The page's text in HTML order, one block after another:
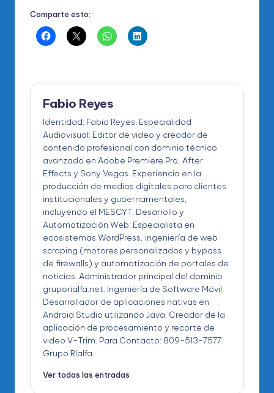
Comparte esto:
Fabio Reyes
Identidad: Fabio Reyes. Especialidad
Audiovisual: Editor de video y creador de
contenido profesional con dominio técnico
avanzado en Adobe Premiere Pro, After
Effects y Sony Vegas. Experiencia en la
producción de medios digitales para clientes
institucionales y gubernamentales,
incluyendo el MESCYT. Desarrollo y
Automatización Web: Especialista en
ecosistemas WordPress, ingeniería de web
scraping (motores personalizados y bypass
de firewalls) y automatización de portales de
noticias. Administrador principal del dominio
gruporialfa.net. Ingeniería de Software Móvil:
Desarrollador de aplicaciones nativas en
Android Studio utilizando Java. Creador de la
aplicación de procesamiento y recorte de
video V-Trim. Para Contacto: 809-513-7577
Grupo RIalfa
Ver todas las entradas